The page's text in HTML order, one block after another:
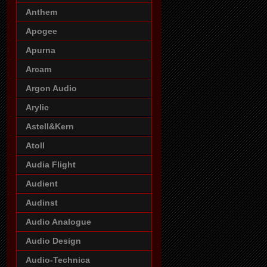
Anthem
Apogee
Apurna
Arcam
Argon Audio
Arylic
Astell&Kern
Atoll
Audia Flight
Audient
Audinst
Audio Analogue
Audio Design
Audio-Technica